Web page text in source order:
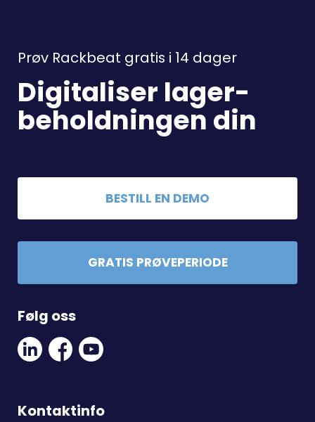
Prøv Rackbeat gratis i 14 dager
Digitaliser lager-
beholdningen din
BESTILL EN DEMO
GRATIS PRØVEPERIODE
Følg oss
Linkedin
Social
Link
Facebook
Social
Link
Youtube
Link
Kontaktinfo